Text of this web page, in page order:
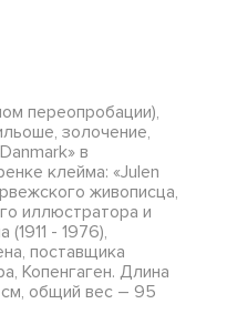
переопробации),
золочение,
в
клейма: «Julen
живописца,
иллюстратора и
- 1976),
поставщика
Копенгаген. Длина
общий вес – 95